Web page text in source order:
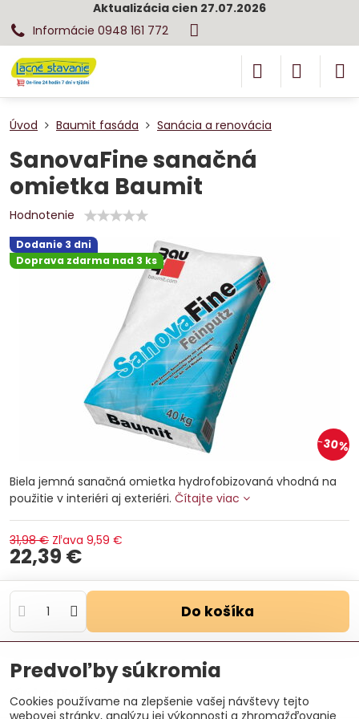
Aktualizácia cien 27.07.2026
Informácie 0948 161 772
Dodanie 3 dni
Doprava zdarma nad 3 ks
30%
Úvod Baumit fasáda Sanácia a renovácia
SanovaFine sanačná
omietka Baumit
Hodnotenie
Biela jemná sanačná omietka hydrofobizovaná vhodná na
použitie v interiéri aj exteriéri. Čítajte viac
31,98 € Zľava 9,59 €
22,39 €
Do košíka
Otázka k produktu
Doručenia
Výrobca:
Baumit, spol. s.r.o.
Predvoľby súkromia
Cookies používame na zlepšenie vašej návštevy tejto
webovej stránky, analýzu jej výkonnosti a zhromažďovanie